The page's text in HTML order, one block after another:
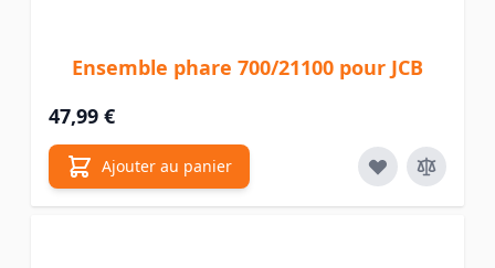
Ensemble phare 700/21100 pour JCB
47,99 €
Ajouter au panier